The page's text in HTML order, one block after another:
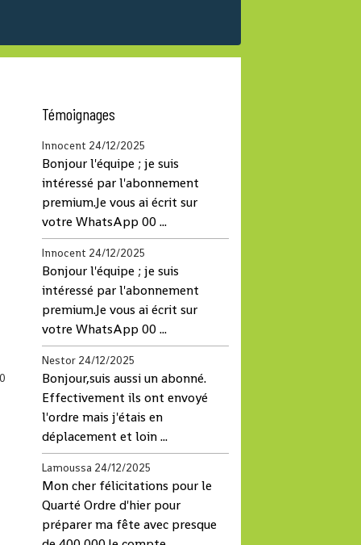
Témoignages
Innocent 24/12/2025
Bonjour l'équipe ; je suis
intéressé par l'abonnement
premium.Je vous ai écrit sur
votre WhatsApp 00 ...
Innocent 24/12/2025
Bonjour l'équipe ; je suis
intéressé par l'abonnement
premium.Je vous ai écrit sur
votre WhatsApp 00 ...
Nestor 24/12/2025
Bonjour,suis aussi un abonné.
Effectivement ils ont envoyé
l'ordre mais j'étais en
déplacement et loin ...
Lamoussa 24/12/2025
Mon cher félicitations pour le
Quarté Ordre d'hier pour
préparer ma fête avec presque